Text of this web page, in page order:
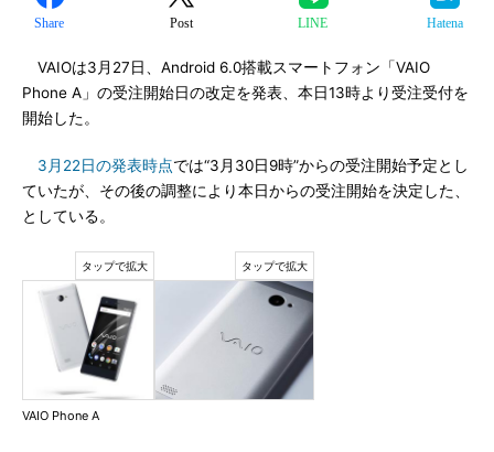
Share Post LINE Hatena
VAIOは3月27日、Android 6.0搭載スマートフォン「VAIO
Phone A」の受注開始日の改定を発表、本日13時より受注受付を
開始した。
3月22日の発表時点では“3月30日9時”からの受注開始予定とし
ていたが、その後の調整により本日からの受注開始を決定した、
としている。
VAIO Phone A